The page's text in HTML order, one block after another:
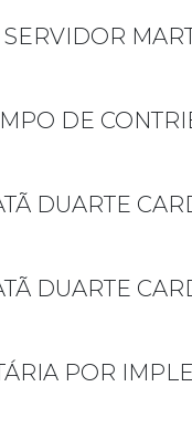
DE
DUARTE
DUARTE
POR